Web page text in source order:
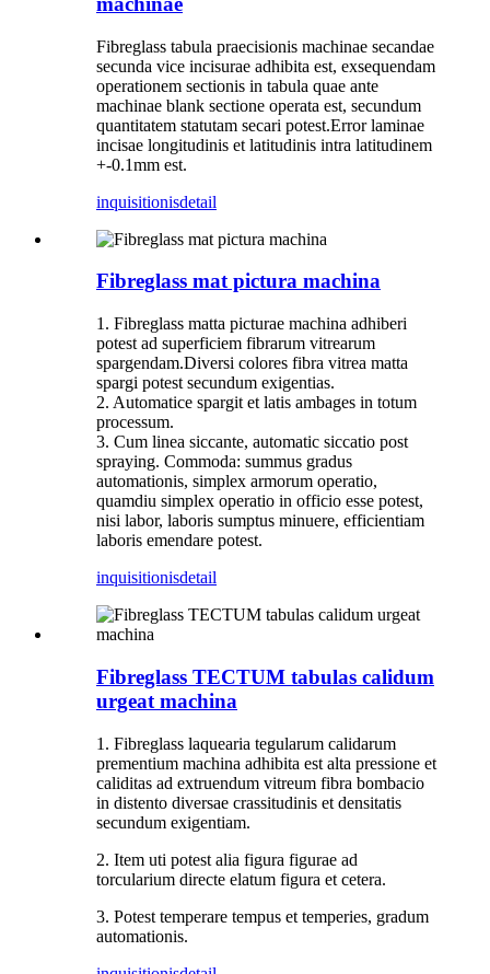
Fibreglass tabula praecisionis machinae secandae
secunda vice incisurae adhibita est, exsequendam
operationem sectionis in tabula quae ante
machinae blank sectione operata est, secundum
quantitatem statutam secari potest.Error laminae
incisae longitudinis et latitudinis intra latitudinem
+-0.1mm est.
inquisitionisdetail
Fibreglass mat pictura machina
1. Fibreglass matta picturae machina adhiberi
potest ad superficiem fibrarum vitrearum
spargendam.Diversi colores fibra vitrea matta
spargi potest secundum exigentias.
2. Automatice spargit et latis ambages in totum
processum.
3. Cum linea siccante, automatic siccatio post
spraying. Commoda: summus gradus
automationis, simplex armorum operatio,
quamdiu simplex operatio in officio esse potest,
nisi labor, laboris sumptus minuere, efficientiam
laboris emendare potest.
inquisitionisdetail
Fibreglass TECTUM tabulas calidum
urgeat machina
1. Fibreglass laquearia tegularum calidarum
prementium machina adhibita est alta pressione et
caliditas ad extruendum vitreum fibra bombacio
in distento diversae crassitudinis et densitatis
secundum exigentiam.
2. Item uti potest alia figura figurae ad
torcularium directe elatum figura et cetera.
3. Potest temperare tempus et temperies, gradum
automationis.